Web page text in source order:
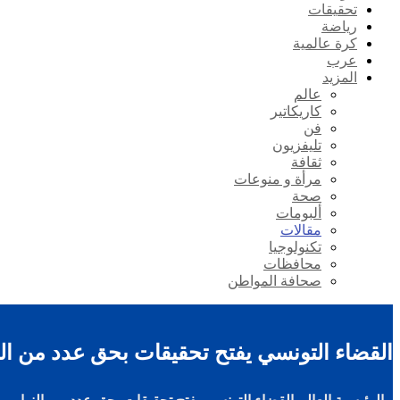
تحقيقات
رياضة
كرة عالمية
عرب
المزيد
عالم
كاريكاتير
فن
تليفزيون
ثقافة
مرأة و منوعات
صحة
ألبومات
مقالات
تكنولوجيا
محافظات
صحافة المواطن
القضاء التونسي يفتح تحقيقات بحق عدد من